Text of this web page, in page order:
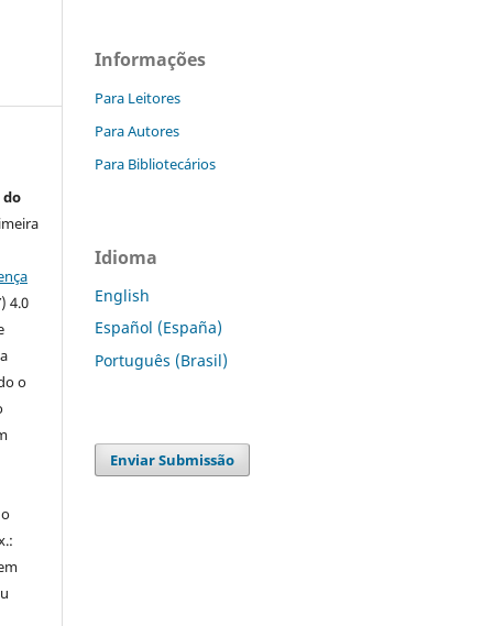
do
4.0
o
Informações
Para Leitores
Para Autores
Para Bibliotecários
Idioma
English
Español (España)
Português (Brasil)
Enviar Submissão